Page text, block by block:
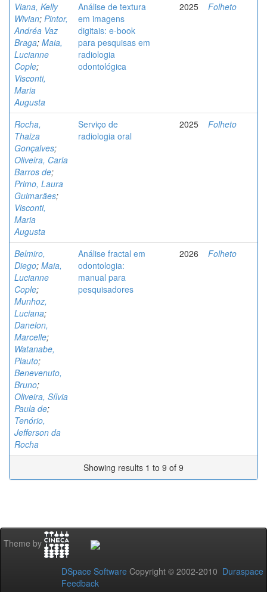
Viana, Kelly
Wivian; Pintor,
Andréa Vaz
Braga; Maia,
Lucianne
Cople;
Visconti,
Maria
Augusta
Análise de textura
em imagens
digitais: e-book
para pesquisas em
radiologia
odontológica
2025 Folheto
Rocha,
Thaiza
Gonçalves;
Oliveira, Carla
Barros de;
Primo, Laura
Guimarães;
Visconti,
Maria
Augusta
Serviço de
radiologia oral
2025 Folheto
Belmiro,
Diego; Maia,
Lucianne
Cople;
Munhoz,
Luciana;
Danelon,
Marcelle;
Watanabe,
Plauto;
Benevenuto,
Bruno;
Oliveira, Sílvia
Paula de;
Tenório,
Jefferson da
Rocha
Análise fractal em
odontologia:
manual para
pesquisadores
2026 Folheto
Showing results 1 to 9 of 9
Theme by
DSpace Software Copyright © 2002-2010 Duraspace
Feedback